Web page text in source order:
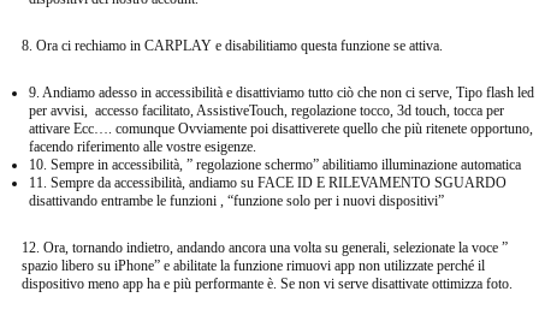
8. Ora ci rechiamo in CARPLAY e disabilitiamo questa funzione se attiva.
9. Andiamo adesso in accessibilità e disattiviamo tutto ciò che non ci serve, Tipo flash led
per avvisi, accesso facilitato, AssistiveTouch, regolazione tocco, 3d touch, tocca per
attivare Ecc…. comunque Ovviamente poi disattiverete quello che più ritenete opportuno,
facendo riferimento alle vostre esigenze.
10. Sempre in accessibilità, ” regolazione schermo” abilitiamo illuminazione automatica
11. Sempre da accessibilità, andiamo su FACE ID E RILEVAMENTO SGUARDO
disattivando entrambe le funzioni , “funzione solo per i nuovi dispositivi”
12. Ora, tornando indietro, andando ancora una volta su generali, selezionate la voce ”
spazio libero su iPhone” e abilitate la funzione rimuovi app non utilizzate perché il
dispositivo meno app ha e più performante è. Se non vi serve disattivate ottimizza foto.